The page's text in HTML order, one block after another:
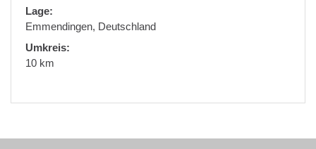
Lage:
Emmendingen, Deutschland
Umkreis:
10 km